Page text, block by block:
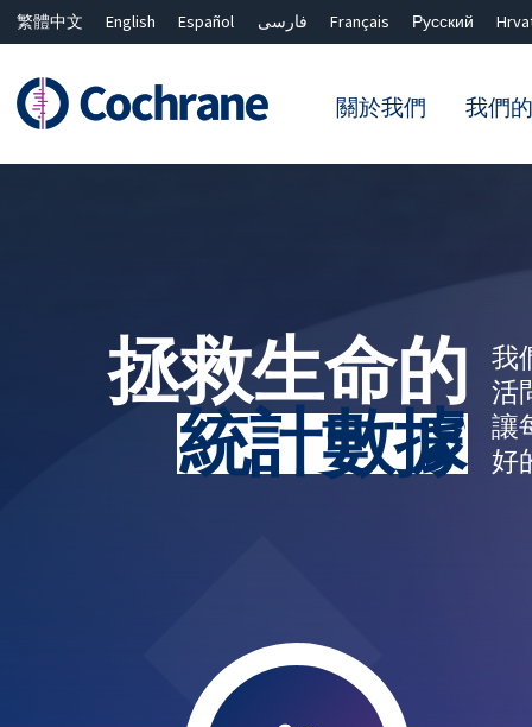
繁體中文 English Español فارسی Français Русский
關於我們 我們
拯救生命的
統計數據
我
活
讓
好